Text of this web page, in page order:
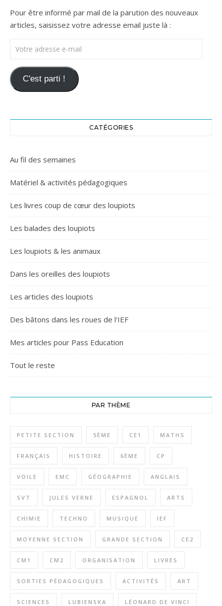
Pour être informé par mail de la parution des nouveaux
articles, saisissez votre adresse email juste là :
Votre adresse e-mail
C'est parti !
CATÉGORIES
Au fil des semaines
Matériel & activités pédagogiques
Les livres coup de cœur des loupiots
Les balades des loupiots
Les loupiots & les animaux
Dans les oreilles des loupiots
Les articles des loupiots
Des bâtons dans les roues de l'IEF
Mes articles pour Pass Education
Tout le reste
PAR THÈME
PETITE SECTION 5ÈME CE1 MATHS
FRANÇAIS HISTOIRE 6ÈME CP
VOILE EMC GÉOGRAPHIE ANGLAIS
SVT JULES VERNE ESPAGNOL ARTS
CHIMIE TECHNO MUSIQUE IEF
MOYENNE SECTION GRANDE SECTION CE2
CM1 CM2 ORGANISATION LIVRES
SORTIES PÉDAGOGIQUES ACTIVITÉS ART
SCIENCES LUBIENSKA LÉONARD DE VINCI